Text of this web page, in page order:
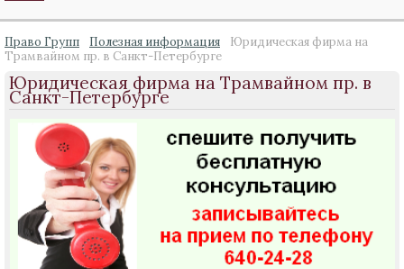
Право Групп Полезная информация
Юридическая фирма на
Трамвайном пр. в Санкт-Петербурге
Юридическая фирма на Трамвайном пр. в
Санкт-Петербурге